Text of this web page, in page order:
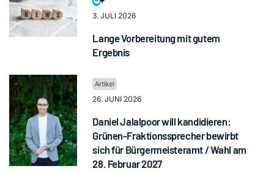
3. JULI 2026
Lange Vorbereitung mit gutem
Ergebnis
26. JUNI 2026
Daniel Jalalpoor will kandidieren:
Grünen-Fraktionssprecher bewirbt
sich für Bürgermeisteramt / Wahl am
28. Februar 2027